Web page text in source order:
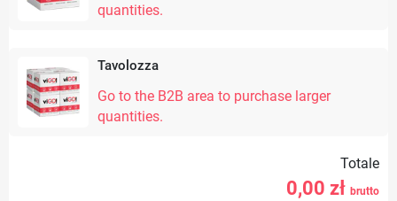
quantities.
Tavolozza
Go to the B2B area to purchase larger
quantities.
Totale
0,00 zł brutto